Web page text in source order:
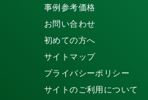
事例参考価格
お問い合わせ
初めての方へ
サイトマップ
プライバシーポリシー
サイトのご利用について